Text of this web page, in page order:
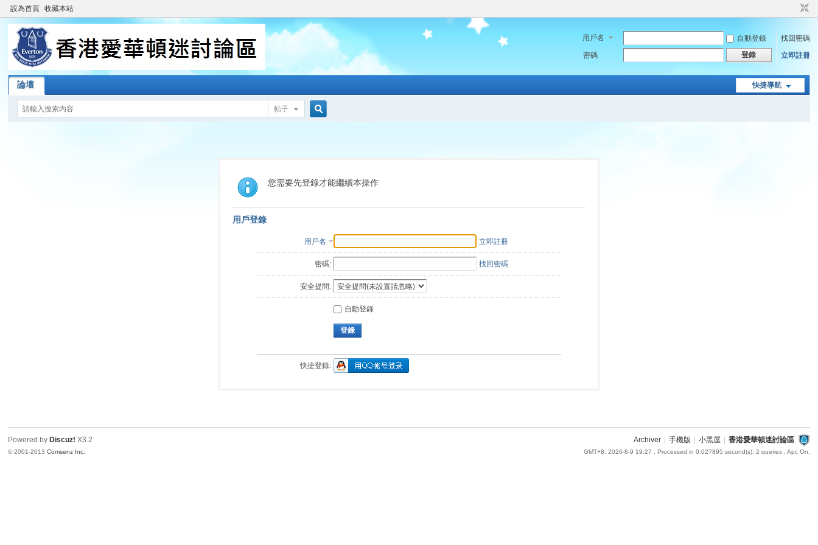
設為首頁 收藏本站
用戶名 自動登錄
找回密碼
密碼
登錄 立即註冊
快捷導航
論壇
帖子
索
您需要先登錄才能繼續本操作
用戶登錄
用戶名 立即註冊
密碼: 找回密碼
安全提問:
自動登錄
登錄
快捷登錄:
Archiver 手機版 小黑屋 香港愛華頓迷討論區
GMT+8, 2026-8-9 19:27 , Processed in 0.027895 second(s), 2 queries , Apc On.
Powered by Discuz! X3.2
© 2001-2013Comsenz Inc.